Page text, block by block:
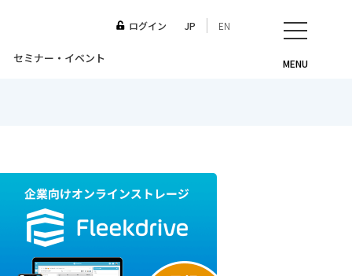
MENU
ログイン JP EN
セミナー・イベント